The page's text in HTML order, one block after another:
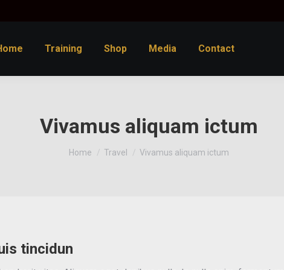
Training Shop Media Contact
Vivamus aliquam ictum
You are here:
Home Travel Vivamus aliquam ictum
tincidun